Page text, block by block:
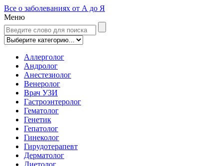
Все о заболеваниях от А до Я
Меню
Аллерголог
Андролог
Анестезиолог
Венеролог
Врач УЗИ
Гастроэнтеролог
Гематолог
Генетик
Гепатолог
Гинеколог
Гирудотерапевт
Дерматолог
Диетолог